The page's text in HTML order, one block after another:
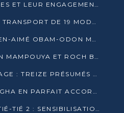
TBC CÉLÈBRE LES FEMMES ET LEUR ENGAGEMENT À L’OCCASION DU 8 MARS
AGL CONGO RÉUSSIT LE TRANSPORT DE 19 MODULES HORS GABARIT ENTRE POINTE-NOIRE ET BRAZZAVILLE
GAMBOMA, ANTOINE BIEN-AIMÉ OBAM-ODON MOBILISE LES 32 148 ÉLECTEURS EN FAVEUR DE DENIS SASSOU NGUESSO
GOMA TSÉ-TSÉ : MATSON MAMPOUYA ET ROCH BREDIN BISSALA NKOUNKOU EN CAMPAGNE DE PROXIMITÉ
TRAFIC DE FAUNE SAUVAGE : TREIZE PRÉSUMÉS TRAFIQUANTS INTERPELLÉS AU CONGO EN 2025
LA LIKOUALA ET LA SANGHA EN PARFAIT ACCORD AVEC LE PROJET DE SOCIÉTÉ DU CANDIDAT DENIS SASSOU-N’GUESSO
DROITS DES FEMMES À TIÉ-TIÉ 2 : SENSIBILISATION ET PÉDAGOGIE SUR LE DROIT DE VOTE